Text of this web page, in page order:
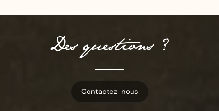
Des questions ?
Contactez-nous